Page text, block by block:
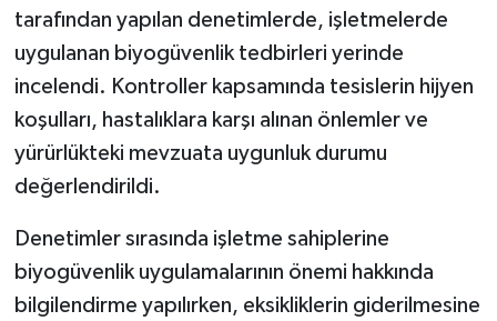
tarafından yapılan denetimlerde, işletmelerde
uygulanan biyogüvenlik tedbirleri yerinde
incelendi. Kontroller kapsamında tesislerin hijyen
koşulları, hastalıklara karşı alınan önlemler ve
yürürlükteki mevzuata uygunluk durumu
değerlendirildi.
Denetimler sırasında işletme sahiplerine
biyogüvenlik uygulamalarının önemi hakkında
bilgilendirme yapılırken, eksikliklerin giderilmesine